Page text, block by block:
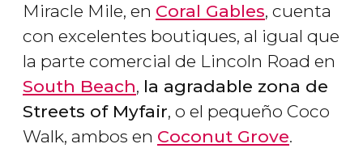
Miracle Mile, en Coral Gables, cuenta
con excelentes boutiques, al igual que
la parte comercial de Lincoln Road en
South Beach, la agradable zona de
Streets of Myfair, o el pequeño Coco
Walk, ambos en Coconut Grove.